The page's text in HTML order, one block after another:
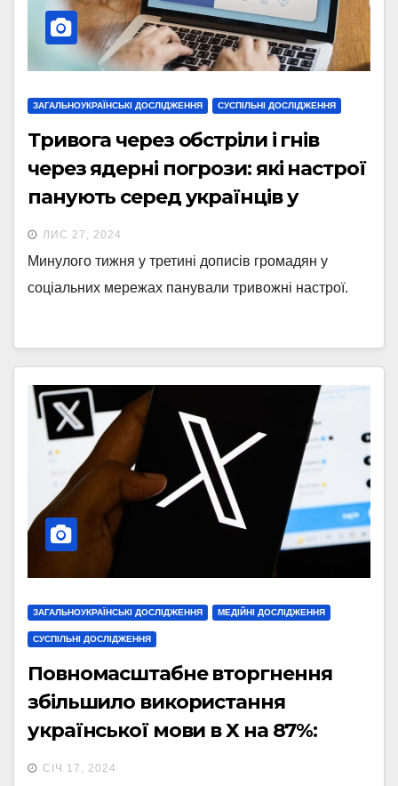
ЗАГАЛЬНОУКРАЇНСЬКІ ДОСЛІДЖЕННЯ СУСПІЛЬНІ ДОСЛІДЖЕННЯ
Тривога через обстріли і гнів
через ядерні погрози: які настрої
панують серед українців у
соцмережах
ЛИС 27, 2024
Минулого тижня у третині дописів громадян у
соціальних мережах панували тривожні настрої.
ЗАГАЛЬНОУКРАЇНСЬКІ ДОСЛІДЖЕННЯ МЕДІЙНІ ДОСЛІДЖЕННЯ
СУСПІЛЬНІ ДОСЛІДЖЕННЯ
Повномасштабне вторгнення
збільшило використання
української мови в Х на 87%:
дослідження
СІЧ 17, 2024